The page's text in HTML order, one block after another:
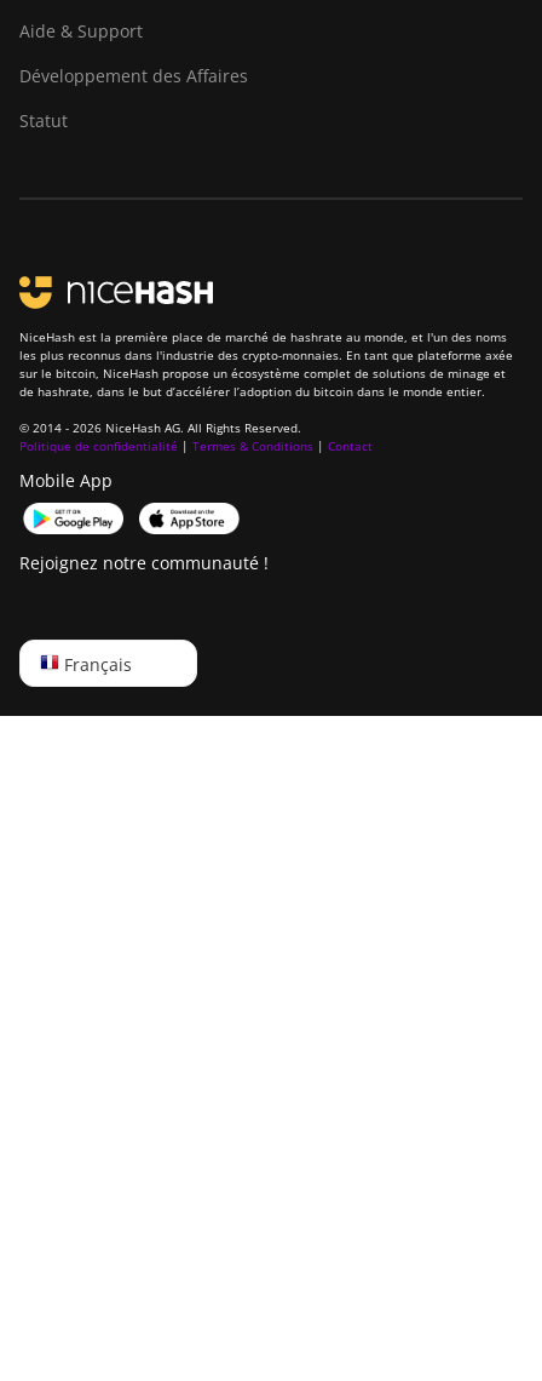
Aide & Support
Développement des Affaires
Statut
NiceHash est la première place de marché de hashrate au monde, et l'un des noms
les plus reconnus dans l'industrie des crypto-monnaies. En tant que plateforme axée
sur le bitcoin, NiceHash propose un écosystème complet de solutions de minage et
de hashrate, dans le but d’accélérer l’adoption du bitcoin dans le monde entier.
© 2014 - 2026 NiceHash AG. All Rights Reserved.
Politique de confidentialité | Termes & Conditions | Contact
Mobile App
Rejoignez notre communauté !
Français
English